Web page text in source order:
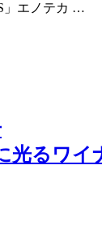
」エノテカ …
るワイ